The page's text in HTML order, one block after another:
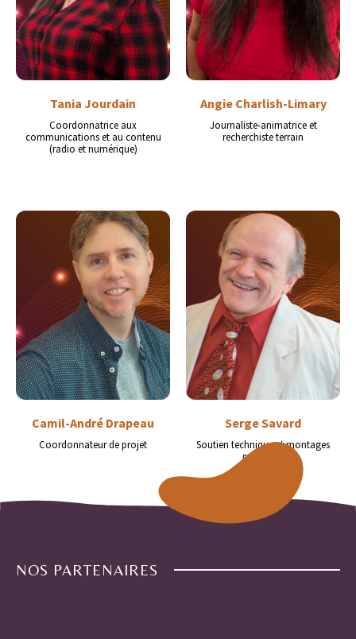
Tania Jourdain
Coordonnatrice aux
communications et au contenu
(radio et numérique)
Angie Charlish-Limary
Journaliste-animatrice et
recherchiste terrain
Camil-André Drapeau
Coordonnateur de projet
Serge Savard
Soutien technique et montages
musicaux
NOS PARTENAIRES